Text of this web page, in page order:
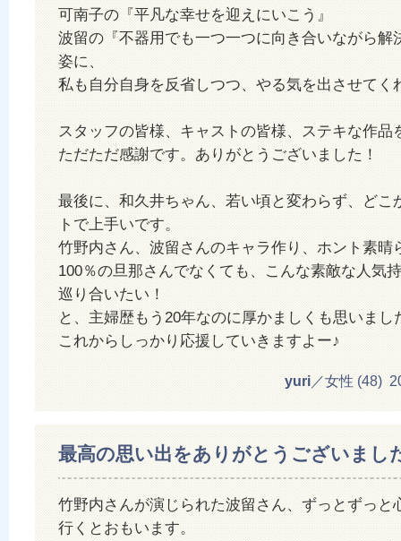
可南子の『平凡な幸せを迎えにいこう』
波留の『不器用でも一つ一つに向き合いながら解
姿に、
私も自分自身を反省しつつ、やる気を出させてく
スタッフの皆様、キャストの皆様、ステキな作品
ただただ感謝です。ありがとうございました！
最後に、和久井ちゃん、若い頃と変わらず、どこ
トで上手いです。
竹野内さん、波留さんのキャラ作り、ホント素晴
100％の旦那さんでなくても、こんな素敵な人気
巡り合いたい！
と、主婦歴もう20年なのに厚かましくも思いまし
これからしっかり応援していきますよー♪
yuri ／女性 (48)
最高の思い出をありがとうございまし
竹野内さんが演じられた波留さん、ずっとずっと
行くとおもいます。